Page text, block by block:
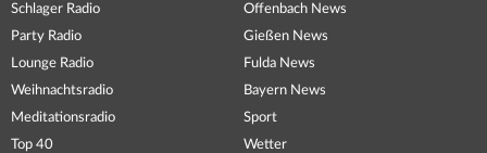
Schlager Radio
Party Radio
Lounge Radio
Weihnachtsradio
Meditationsradio
Top 40
Offenbach News
Gießen News
Fulda News
Bayern News
Sport
Wetter